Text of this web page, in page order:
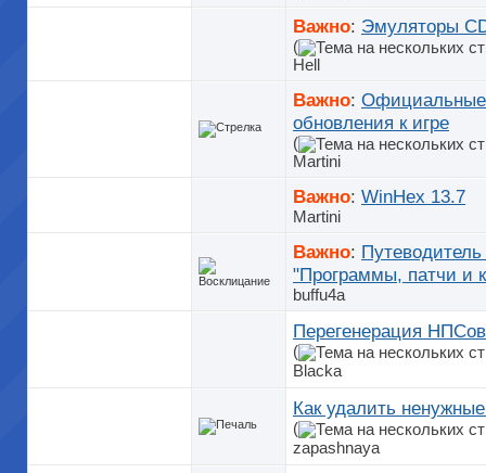
Важно: Эмуляторы
(
Hell
Важно: Официальные
обновления к игре
(
Martini
Важно: WinHex 13.7
Martini
Важно:
"Программы, патчи и
buffu4a
Перегенерация НПСов
(
Blacka
Как удалить
(
zapashnaya